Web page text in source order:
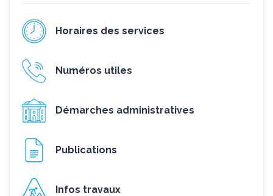
Horaires des services
Numéros utiles
Démarches administratives
Publications
Infos travaux